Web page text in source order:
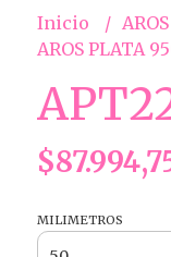
Inicio
AROS PLATA
MILIMETROS